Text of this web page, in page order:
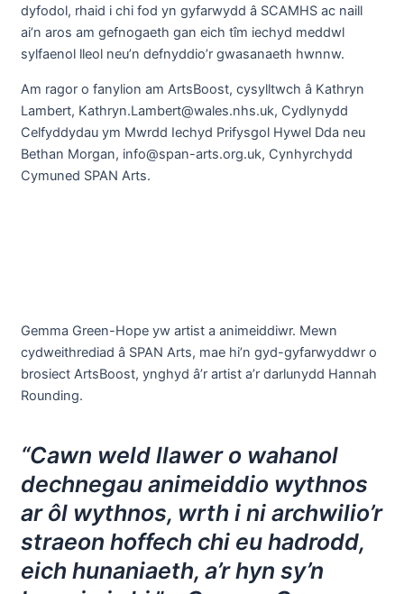
dyfodol, rhaid i chi fod yn gyfarwydd â SCAMHS ac naill
ai’n aros am gefnogaeth gan eich tîm iechyd meddwl
sylfaenol lleol neu’n defnyddio’r gwasanaeth hwnnw.
Am ragor o fanylion am ArtsBoost, cysylltwch â Kathryn
Lambert, Kathryn.Lambert@wales.nhs.uk, Cydlynydd
Celfyddydau ym Mwrdd Iechyd Prifysgol Hywel Dda neu
Bethan Morgan, info@span-arts.org.uk, Cynhyrchydd
Cymuned SPAN Arts.
Gemma Green-Hope yw artist a animeiddiwr. Mewn
cydweithrediad â SPAN Arts, mae hi’n gyd-gyfarwyddwr o
brosiect ArtsBoost, ynghyd â’r artist a’r darlunydd Hannah
Rounding.
“Cawn weld llawer o wahanol
dechnegau animeiddio wythnos
ar ôl wythnos, wrth i ni archwilio’r
straeon hoffech chi eu hadrodd,
eich hunaniaeth, a’r hyn sy’n